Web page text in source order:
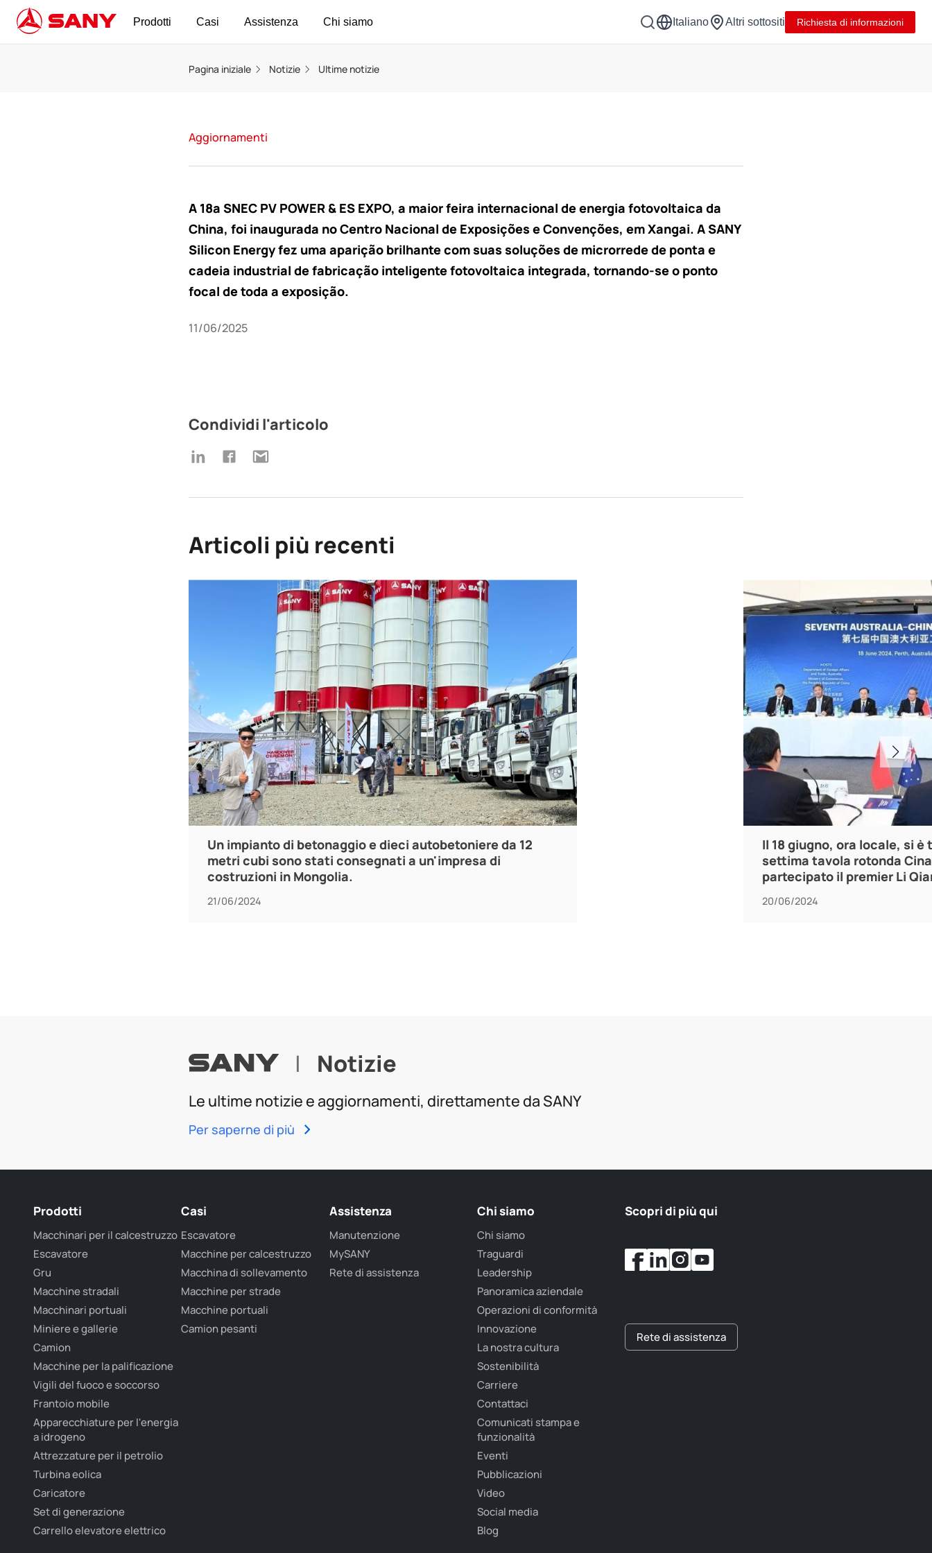
Prodotti Casi Assistenza Chi siamo Italiano Altri sottositi Richiesta di informazioni
Pagina iniziale Notizie Ultime notizie
Aggiornamenti
A 18ª SNEC PV POWER & ES EXPO, a maior feira internacional de energia fotovoltaica da
China, foi inaugurada no Centro Nacional de Exposições e Convenções, em Xangai. A SANY
Silicon Energy fez uma aparição brilhante com suas soluções de microrrede de ponta e
cadeia industrial de fabricação inteligente fotovoltaica integrada, tornando-se o ponto
focal de toda a exposição.
11/06/2025
Condividi l'articolo
Articoli più recenti
Un impianto di betonaggio e dieci autobetoniere da 12
metri cubi sono stati consegnati a un'impresa di
costruzioni in Mongolia.
21/06/2024
Il 18 giugno, ora locale, si
settima tavola rotonda
partecipato il premier Li
circa 30 rappresentanti
20/06/2024
| Notizie
Le ultime notizie e aggiornamenti, direttamente da SANY
Per saperne di più
Prodotti
Macchinari per il calcestruzzo
Escavatore
Gru
Macchine stradali
Macchinari portuali
Miniere e gallerie
Camion
Macchine per la palificazione
Vigili del fuoco e soccorso
Frantoio mobile
Apparecchiature per l'energia
a idrogeno
Attrezzature per il petrolio
Turbina eolica
Caricatore
Set di generazione
Carrello elevatore elettrico
Casi
Escavatore
Macchine per calcestruzzo
Macchina di sollevamento
Macchine per strade
Macchine portuali
Camion pesanti
Assistenza
Manutenzione
MySANY
Rete di assistenza
Chi siamo
Chi siamo
Traguardi
Leadership
Panoramica aziendale
Operazioni di conformità
Innovazione
La nostra cultura
Sostenibilità
Carriere
Contattaci
Comunicati stampa e
funzionalità
Eventi
Pubblicazioni
Video
Social media
Blog
Scopri di più qui
Rete di assistenza